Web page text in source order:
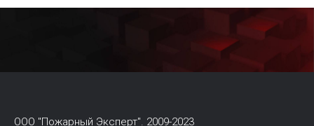
ООО "Пожарный Эксперт". 2009-2023